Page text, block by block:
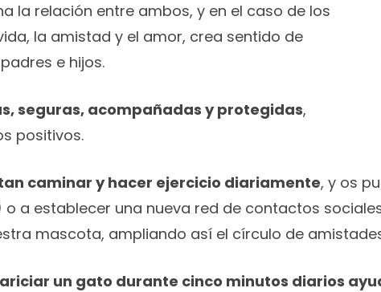
la relación entre ambos, y en el caso de los
la amistad y el amor, crea sentido de
e hijos.
seguras, acompañadas y protegidas,
positivos.
caminar y hacer ejercicio diariamente, y os
a establecer una nueva red de contactos
mascota, ampliando así el círculo de
un gato durante cinco minutos diarios